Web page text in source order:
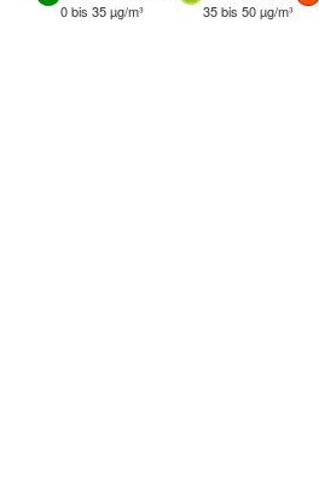
0 bis 35 µg/m³
35 bis 50 µg/m³